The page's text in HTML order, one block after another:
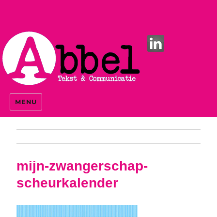
MENU
mijn-zwangerschap-
scheurkalender